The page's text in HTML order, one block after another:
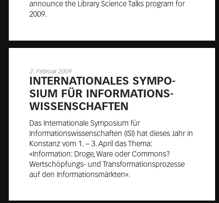
announce the Library Science Talks program for
2009.
2. Februar 2009
IN­TER­NA­TIO­NALES SYM­PO­
SIUM FÜR IN­FOR­MA­TIONS­
WIS­SENS­CHAF­TEN
Das Internationale Symposium für
Informationswissenschaften (ISI) hat dieses Jahr in
Konstanz vom 1. – 3. April das Thema:
«Information: Droge, Ware oder Commons?
Wertschöpfungs- und Transformationsprozesse
auf den Informationsmärkten».